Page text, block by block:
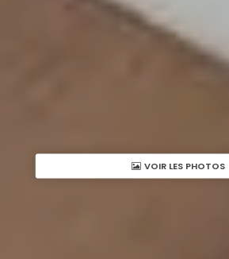
VOIR LES PHOTOS